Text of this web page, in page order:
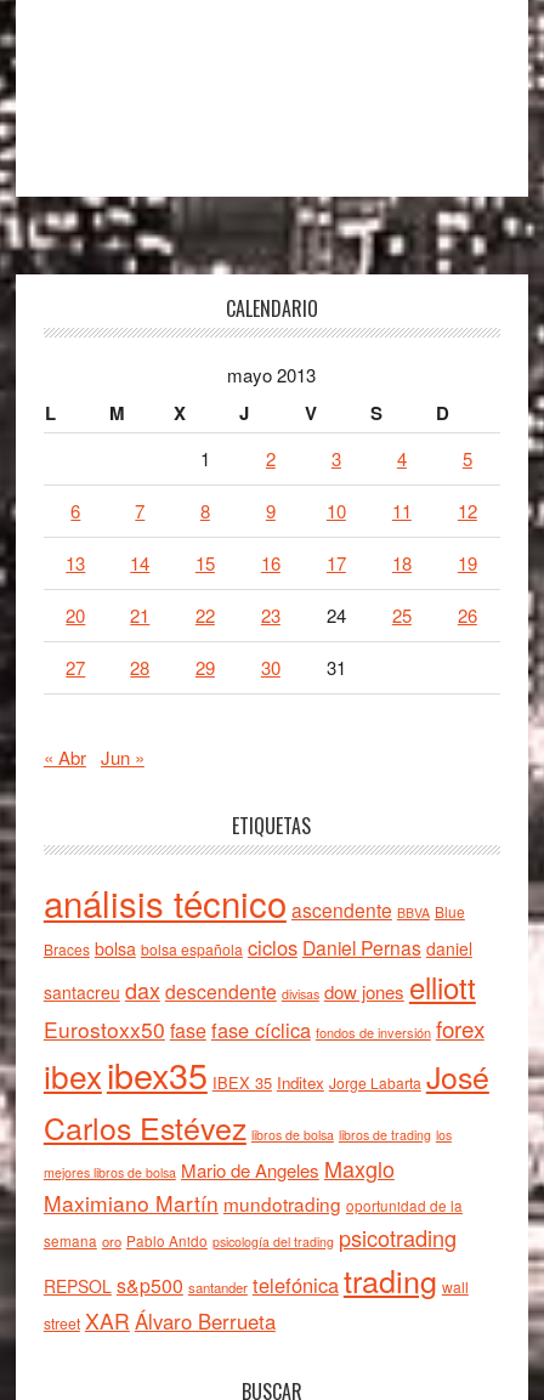
CALENDARIO
mayo 2013
L M X J V S D
1 2 3 4 5
6 7 8 9 10 11 12
13 14 15 16 17 18 19
20 21 22 23 24 25 26
27 28 29 30 31
« Abr Jun »
ETIQUETAS
análisis técnico ascendente BBVA Blue
Braces bolsa bolsa española ciclos Daniel Pernas daniel
santacreu daxdescendente divisas dow jones elliott
Eurostoxx50 fasefase cíclica fondos de inversión forex
ibexibex35 IBEX 35 Inditex Jorge Labarta José
Carlos Estévez libros de bolsa libros de trading los
mejores libros de bolsa Mario de Angeles Maxglo
Maximiano Martín mundotrading oportunidad de la
semana oro Pablo Anido psicología del trading psicotrading
REPSOL s&p500 santander telefónicatrading wall
street XAR Álvaro Berrueta
BUSCAR